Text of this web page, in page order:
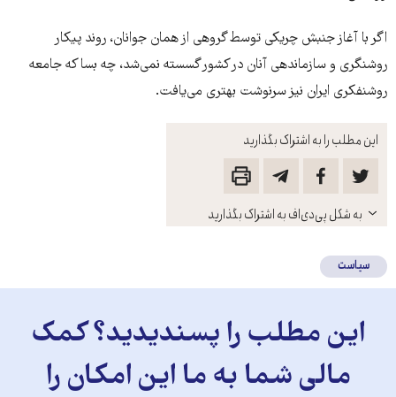
این مطلب را به اشتراک بگذارید
باز
کنید
به شکل پی‌دی‌اف به اشتراک بگذارید
اگر با آغاز جنبش چریکی توسط گروهی از همان جوانان‌، روند پیکار
روشنگری و سازماندهی آنان در کشور گسسته نمی‌شد، چه بسا که جامعه
روشنفکری ایران نیز سرنوشت بهتری می‌یافت.
سیاست
این مطلب را پسندیدید؟ کمک
مالی شما به ما این امکان را